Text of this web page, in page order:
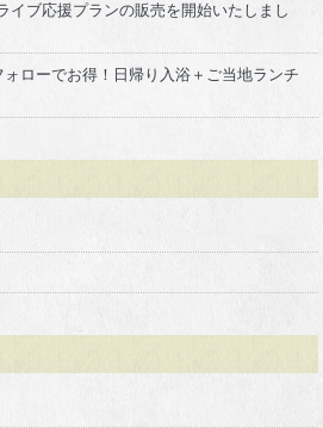
イブ応援プランの販売を開始いたしまし
ォローでお得！日帰り入浴＋ご当地ランチ